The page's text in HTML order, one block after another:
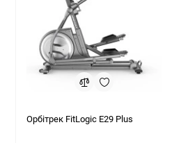
Орбітрек FitLogic E29 Plus